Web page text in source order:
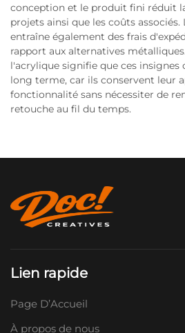
conception et le produit fini réduit
projets ainsi que les coûts
entraîne également des frais
rapport aux alternatives
l'acrylique signifie que ces insignes
long terme, car ils conservent leur
fonctionnalité sans nécessiter de
retouche au fil du temps.
Lien rapide
Page D’Accueil
À propos de nous